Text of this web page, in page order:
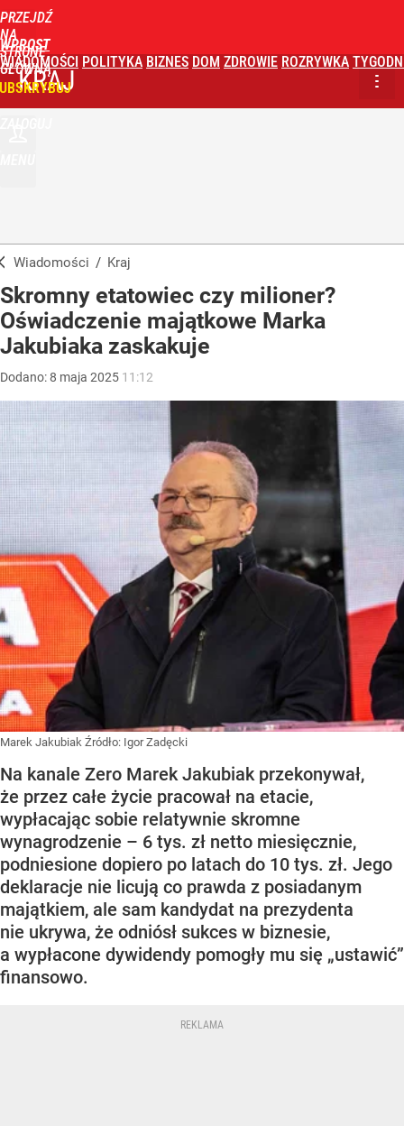
PRZEJDŹ
NA
STRONĘ
GŁÓWNĄ
WPROST
WIADOMOŚCI POLITYKA BIZNES DOM ZDROWIE ROZRYWKA
KRAJ
Wiadomości / Kraj
Skromny etatowiec czy milioner?
Oświadczenie majątkowe Marka
Jakubiaka zaskakuje
Dodano:8 maja 2025 11:12
Marek Jakubiak Źródło: Igor Zadęcki
Na kanale Zero Marek Jakubiak przekonywał,
że przez całe życie pracował na etacie,
wypłacając sobie relatywnie skromne
wynagrodzenie – 6 tys. zł netto miesięcznie,
podniesione dopiero po latach do 10 tys. zł. Jego
deklaracje nie licują co prawda z posiadanym
majątkiem, ale sam kandydat na prezydenta
nie ukrywa, że odniósł sukces w biznesie,
a wypłacone dywidendy pomogły mu się „ustawić”
finansowo.